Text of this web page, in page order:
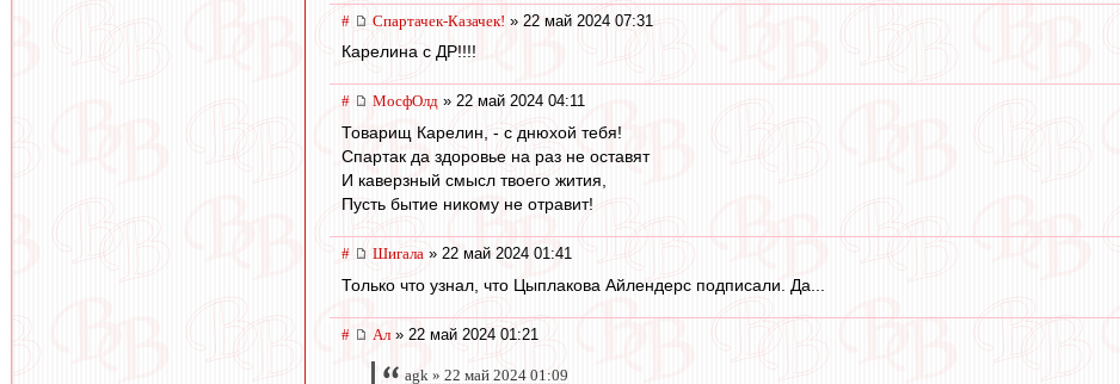
# Спартачек-Казачек! » 22 май 2024 07:31
Карелина с ДР!!!!
# МосфОлд » 22 май 2024 04:11
Товарищ Карелин, - с днюхой тебя!
Спартак да здоровье на раз не оставят
И каверзный смысл твоего жития,
Пусть бытие никому не отравит!
# Шигала » 22 май 2024 01:41
Только что узнал, что Цыплакова Айлендерс подписали. Да...
# Ал » 22 май 2024 01:21
agk » 22 май 2024 01:09